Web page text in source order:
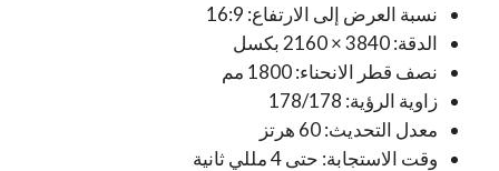
نسبة العرض إلى الارتفاع: 16:9
الدقة: 3840 × 2160 بكسل
نصف قطر الانحناء: 1800 مم
زاوية الرؤية: 178/178
معدل التحديث: 60 هرتز
وقت الاستجابة: حتى 4 مللي ثانية